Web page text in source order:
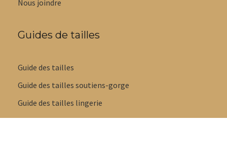
Nous joindre
Guides de tailles
Guide des tailles
Guide des tailles soutiens-gorge
Guide des tailles lingerie
Guide styles de culottes